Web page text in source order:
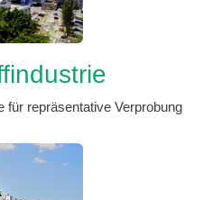
für repräsentative Verprobung